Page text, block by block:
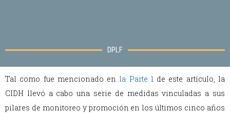
DPLF
Tal como fue mencionado en la Parte 1 de este artículo, la
CIDH llevó a cabo una serie de medidas vinculadas a sus
pilares de monitoreo y promoción en los últimos cinco años